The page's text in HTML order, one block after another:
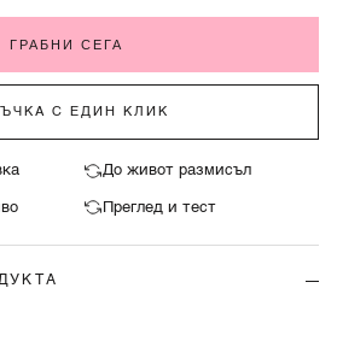
ГРАБНИ СЕГА
С ЕДИН КЛИК
До живот размисъл
Преглед и тест